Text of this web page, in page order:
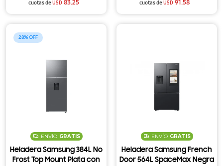
RT42DG6770B1
cuotas deUSD 83.25 cuotas deUSD 91.58
28
ENVÍO GRATIS
Heladera Samsung 384L No
Frost Top Mount Plata con
ENVÍO GRATIS
Heladera Samsung French
Door 564L SpaceMax Negra